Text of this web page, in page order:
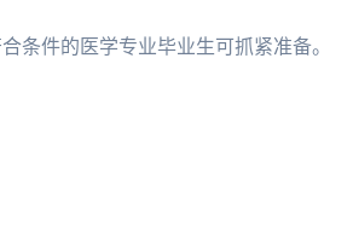
条件的医学专业毕业生可抓紧准备。